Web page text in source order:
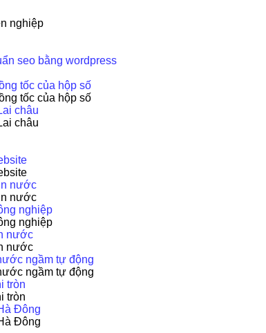
nghiệp
seo bằng wordpress
tốc của hộp số
tốc của hộp số
châu
châu
nước
nước
nghiệp
nghiệp
nước
nước
ngầm tự động
ngầm tự động
tròn
tròn
Đông
Đông